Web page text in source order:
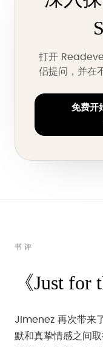
打开
侣提问，并在
免费开
书评
《Just
Jimenez 再次带来
默和真挚情感之间